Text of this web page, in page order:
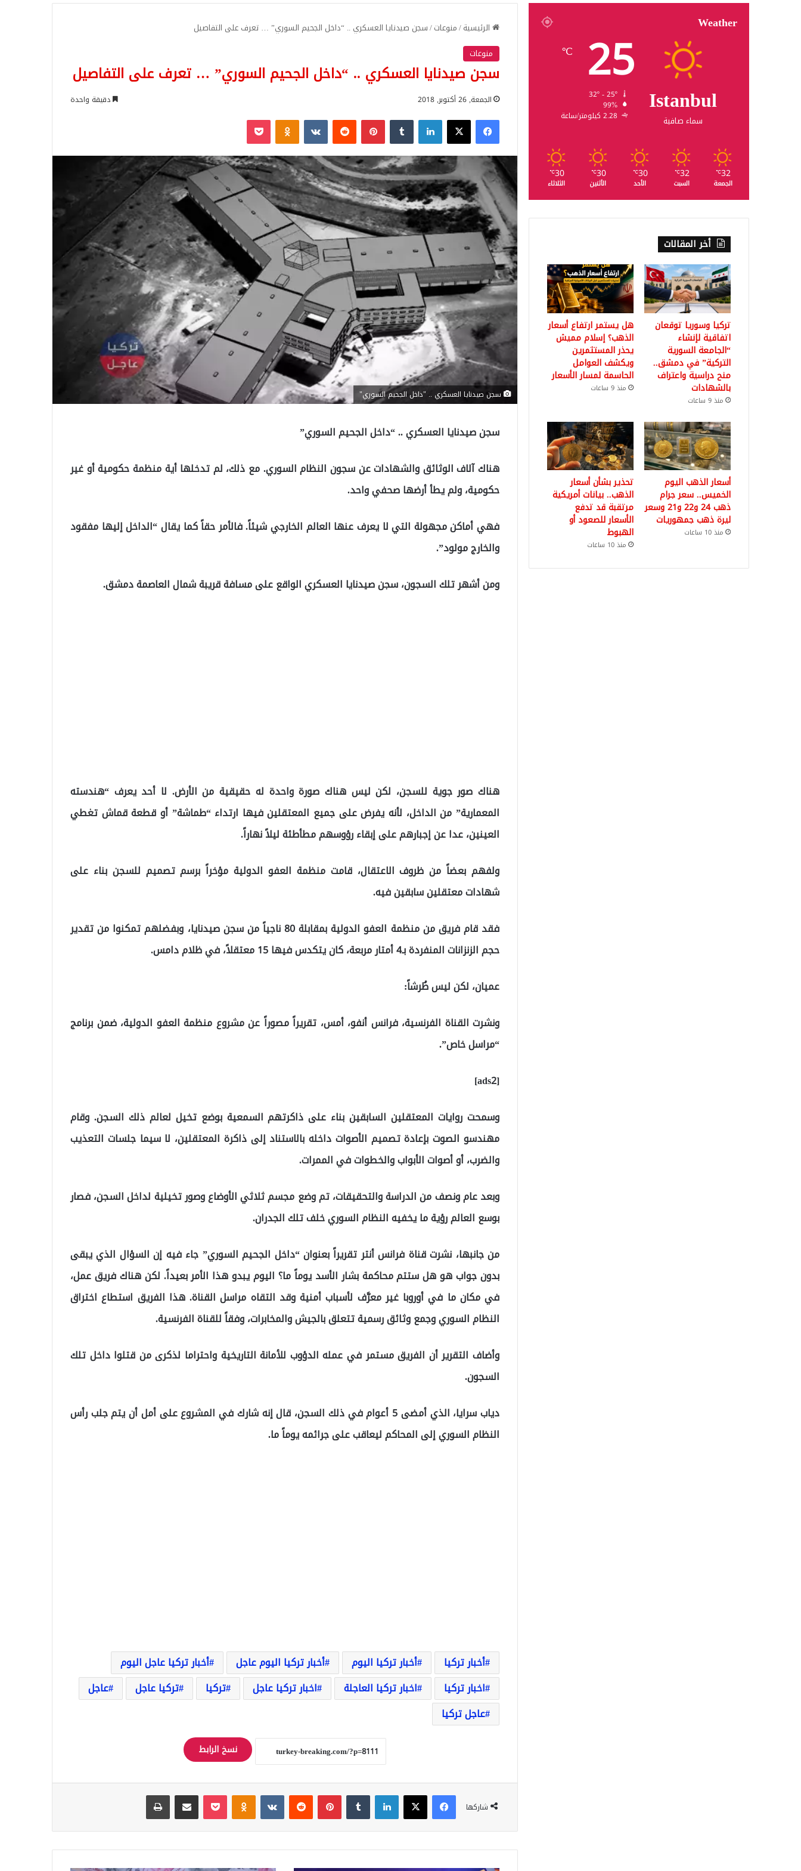
الرئيسية/منوعات/سجن صيدنايا العسكري .. “داخل الجحيم السوري” … تعرف على التفاصيل
منوعات
سجن صيدنايا العسكري .. “داخل الجحيم السوري” … تعرف على التفاصيل
الجمعة, 26 أكتوبر, 2018 دقيقة واحدة
فيسبوك‫X لينكدإن بينتيريست Odnoklassniki
‫Pocket
سجن صيدنايا العسكري .. "داخل الجحيم السوري"
سجن صيدنايا العسكري .. “داخل الجحيم السوري”
هناك آلاف الوثائق والشهادات عن سجون النظام السوري. مع ذلك، لم تدخلها أية منظمة حكومية أو غير
حكومية، ولم يطأ أرضها صحفي واحد.
فهي أماكن مجهولة التي لا يعرف عنها العالم الخارجي شيئاً. فالأمر حقاً كما يقال “الداخل إليها مفقود
والخارج مولود”.
ومن أشهر تلك السجون، سجن صيدنايا العسكري الواقع على مسافة قريبة شمال العاصمة دمشق.
هناك صور جوية للسجن، لكن ليس هناك صورة واحدة له حقيقية من الأرض. لا أحد يعرف “هندسته
المعمارية” من الداخل، لأنه يفرض على جميع المعتقلين فيها ارتداء “طماشة” أو قطعة قماش تغطي
العينين، عدا عن إجبارهم على إبقاء رؤوسهم مطأطئة ليلاً نهاراً.
ولفهم بعضاً من ظروف الاعتقال، قامت منظمة العفو الدولية مؤخراً برسم تصميم للسجن بناء على
شهادات معتقلين سابقين فيه.
فقد قام فريق من منظمة العفو الدولية بمقابلة 80 ناجياً من سجن صيدنايا، وبفضلهم تمكنوا من تقدير
حجم الزنزانات المنفردة بـ4 أمتار مربعة، كان يتكدس فيها 15 معتقلاً، في ظلام دامس.
عميان، لكن ليس طُرشاً:
ونشرت القناة الفرنسية، فرانس أنفو، أمس، تقريراً مصوراً عن مشروع منظمة العفو الدولية، ضمن برنامج
“مراسل خاص”.
[ads2]
وسمحت روايات المعتقلين السابقين بناء على ذاكرتهم السمعية بوضع تخيل لعالم ذلك السجن. وقام
مهندسو الصوت بإعادة تصميم الأصوات داخله بالاستناد إلى ذاكرة المعتقلين، لا سيما جلسات التعذيب
والضرب، أو أصوات الأبواب والخطوات في الممرات.
وبعد عام ونصف من الدراسة والتحقيقات، تم وضع مجسم ثلاثي الأوضاع وصور تخيلية لداخل السجن، فصار
بوسع العالم رؤية ما يخفيه النظام السوري خلف تلك الجدران.
من جانبها، نشرت قناة فرانس أنتر تقريراً بعنوان “داخل الجحيم السوري” جاء فيه إن السؤال الذي يبقى
بدون جواب هو هل ستتم محاكمة بشار الأسد يوماً ما؟ اليوم يبدو هذا الأمر بعيداً. لكن هناك فريق عمل،
في مكان ما في أوروبا غير معرَّف لأسباب أمنية وقد التقاه مراسل القناة. هذا الفريق استطاع اختراق
النظام السوري وجمع وثائق رسمية تتعلق بالجيش والمخابرات، وفقاً للقناة الفرنسية.
وأضاف التقرير أن الفريق مستمر في عمله الدؤوب للأمانة التاريخية واحتراما لذكرى من قتلوا داخل تلك
السجون.
دياب سرايا، الذي أمضى 5 أعوام في ذلك السجن، قال إنه شارك في المشروع على أمل أن يتم جلب رأس
النظام السوري إلى المحاكم ليعاقب على جرائمه يوماً ما.
أخبار تركيا أخبار تركيا اليوم أخبار تركيا اليوم عاجل
أخبار تركيا عاجل اليوم
اخبار تركيا
اخبار تركيا العاجلة اخبار تركيا عاجل تركيا تركيا عاجل
عاجل
عاجل تركيا
نسخ الرابط
شاركها
فيسبوك‫X لينكدإن بينتيريست Odnoklassniki
‫Pocket مشاركة عبر البريد طباعة
Weather
Istanbul
سماء صافية
25
℃
99%
2.28 كيلومتر/ساعة
32
℃
الجمعة
32
℃
السبت
30
℃
الأحد
30
℃
الأثنين
30
℃
الثلاثاء
أخر المقالات
تركيا وسوريا توقعان
اتفاقية لإنشاء
“الجامعة السورية
التركية” في دمشق..
منح دراسية واعتراف
بالشهادات
منذ 9 ساعات
هل يستمر ارتفاع أسعار
الذهب؟ إسلام مميش
يحذر المستثمرين
ويكشف العوامل
الحاسمة لمسار الأسعار
منذ 9 ساعات
أسعار الذهب اليوم
الخميس.. سعر جرام
ذهب 24 و22 و21 وسعر
ليرة ذهب جمهوريات
منذ 10 ساعات
تحذير بشأن أسعار
الذهب.. بيانات أمريكية
مرتقبة قد تدفع
الأسعار للصعود أو
الهبوط
منذ 10 ساعات